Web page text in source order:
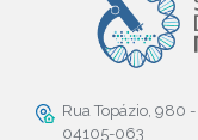
Rua Topázio, 980 -
04105-063